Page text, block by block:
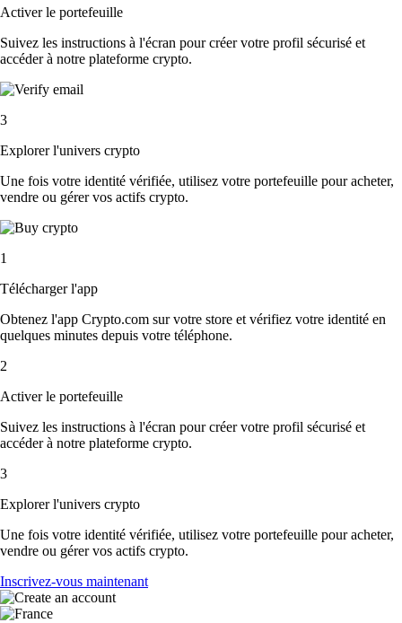
Activer le portefeuille
Suivez les instructions à l'écran pour créer votre profil sécurisé et
accéder à notre plateforme crypto.
3
Explorer l'univers crypto
Une fois votre identité vérifiée, utilisez votre portefeuille pour acheter,
vendre ou gérer vos actifs crypto.
1
Télécharger l'app
Obtenez l'app Crypto.com sur votre store et vérifiez votre identité en
quelques minutes depuis votre téléphone.
2
Activer le portefeuille
Suivez les instructions à l'écran pour créer votre profil sécurisé et
accéder à notre plateforme crypto.
3
Explorer l'univers crypto
Une fois votre identité vérifiée, utilisez votre portefeuille pour acheter,
vendre ou gérer vos actifs crypto.
Inscrivez-vous maintenant